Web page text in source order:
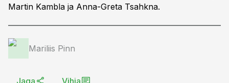
Martin Kambla ja Anna-Greta Tsahkna.
Mariliis Pinn
Jaga Vihja